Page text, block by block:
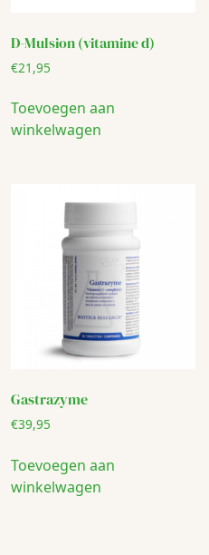
D-Mulsion (vitamine d)
€21,95
Toevoegen aan
winkelwagen
Gastrazyme
€39,95
Toevoegen aan
winkelwagen